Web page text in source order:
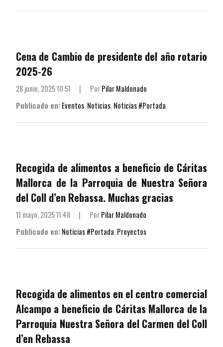
Cena de Cambio de presidente del año rotario
2025-26
28 junio, 2025 10:51 | PorPilar Maldonado
Publicado en:Eventos, Noticias, Noticias #Portada
Recogida de alimentos a beneficio de Cáritas
Mallorca de la Parroquia de Nuestra Señora
del Coll d’en Rebassa. Muchas gracias
11 mayo, 2025 11:48 | PorPilar Maldonado
Publicado en:Noticias #Portada,Proyectos
Recogida de alimentos en el centro comercial
Alcampo a beneficio de Cáritas Mallorca de la
Parroquia Nuestra Señora del Carmen del Coll
d’en Rebassa